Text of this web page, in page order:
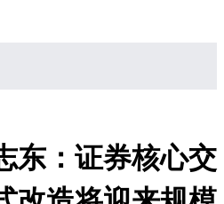
东：证券核心交